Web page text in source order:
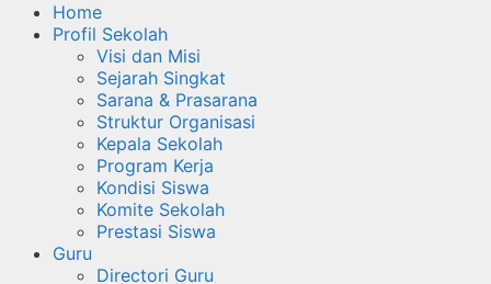
Home
Profil Sekolah
Visi dan Misi
Sejarah Singkat
Sarana & Prasarana
Struktur Organisasi
Kepala Sekolah
Program Kerja
Kondisi Siswa
Komite Sekolah
Prestasi Siswa
Guru
Directori Guru